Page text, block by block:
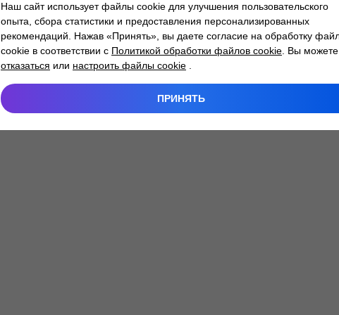
-side exception has occurred while loading atlantm.by (see the
Наш сайт использует файлы cookie для улучшения пользовательского
опыта, сбора статистики и предоставления персонализированных
рекомендаций. Нажав «Принять», вы даете согласие на обработку
cookie в соответствии с Политикой обработки файлов cookie . Вы можете
отказаться или настроить файлы cookie
ПРИНЯТЬ